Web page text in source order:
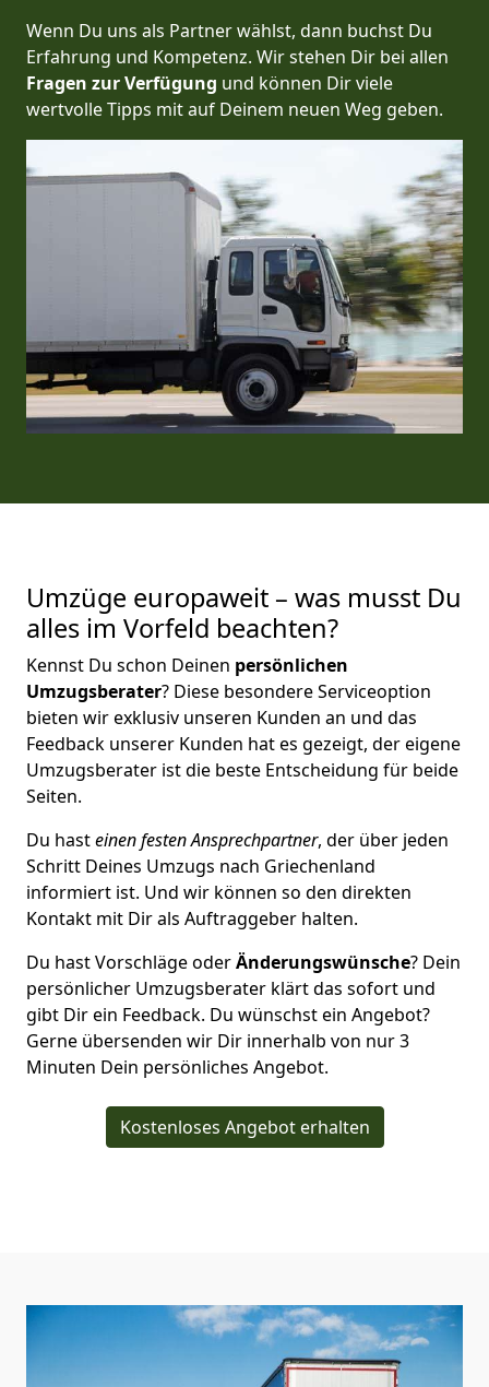
Wenn Du uns als Partner wählst, dann buchst Du
Erfahrung und Kompetenz. Wir stehen Dir bei allen
Fragen zur Verfügung und können Dir viele
wertvolle Tipps mit auf Deinem neuen Weg geben.
Umzüge europaweit – was musst Du
alles im Vorfeld beachten?
Kennst Du schon Deinen persönlichen
Umzugsberater? Diese besondere Serviceoption
bieten wir exklusiv unseren Kunden an und das
Feedback unserer Kunden hat es gezeigt, der eigene
Umzugsberater ist die beste Entscheidung für beide
Seiten.
Du hasteinen festen Ansprechpartner, der über jeden
Schritt Deines Umzugs nach Griechenland
informiert ist. Und wir können so den direkten
Kontakt mit Dir als Auftraggeber halten.
Du hast Vorschläge oderÄnderungswünsche? Dein
persönlicher Umzugsberater klärt das sofort und
gibt Dir ein Feedback. Du wünschst ein Angebot?
Gerne übersenden wir Dir innerhalb von nur3
Minuten Dein persönliches Angebot.
Kostenloses Angebot erhalten